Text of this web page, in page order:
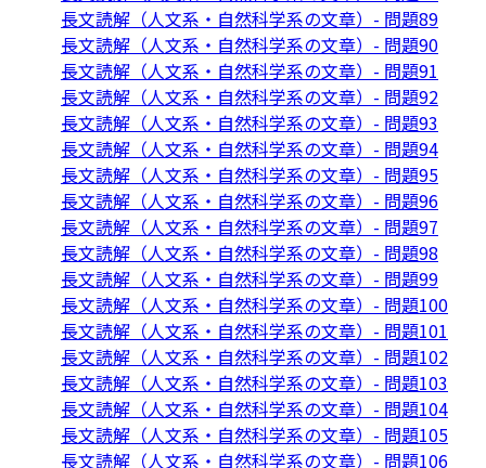
長文読解（人文系・自然科学系の文章）- 問題89
長文読解（人文系・自然科学系の文章）- 問題90
長文読解（人文系・自然科学系の文章）- 問題91
長文読解（人文系・自然科学系の文章）- 問題92
長文読解（人文系・自然科学系の文章）- 問題93
長文読解（人文系・自然科学系の文章）- 問題94
長文読解（人文系・自然科学系の文章）- 問題95
長文読解（人文系・自然科学系の文章）- 問題96
長文読解（人文系・自然科学系の文章）- 問題97
長文読解（人文系・自然科学系の文章）- 問題98
長文読解（人文系・自然科学系の文章）- 問題99
長文読解（人文系・自然科学系の文章）- 問題100
長文読解（人文系・自然科学系の文章）- 問題101
長文読解（人文系・自然科学系の文章）- 問題102
長文読解（人文系・自然科学系の文章）- 問題103
長文読解（人文系・自然科学系の文章）- 問題104
長文読解（人文系・自然科学系の文章）- 問題105
長文読解（人文系・自然科学系の文章）- 問題106